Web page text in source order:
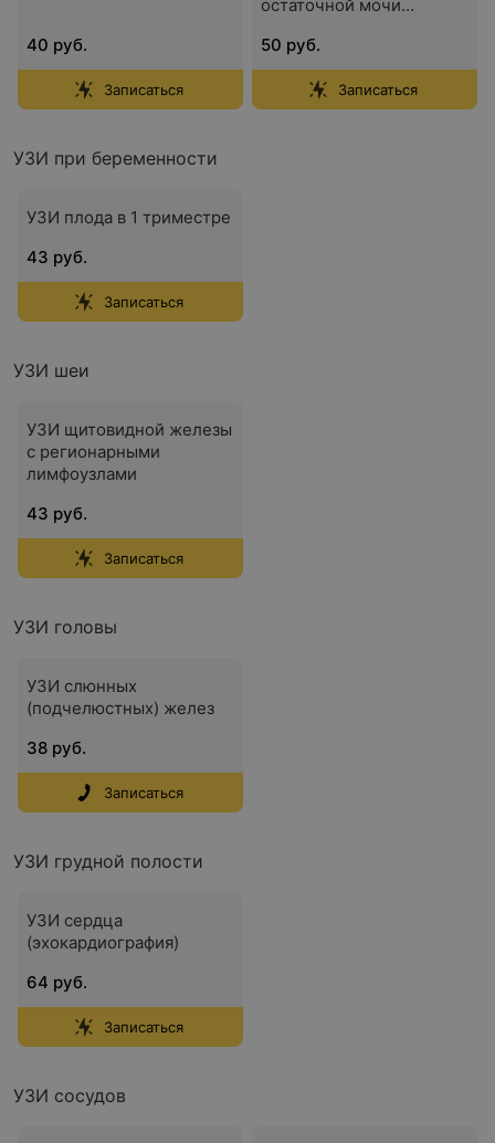
40 руб.
Записаться
остаточной мочи
50 руб.
Записаться
УЗИ при беременности
УЗИ плода в 1 триместре
43 руб.
Записаться
УЗИ шеи
УЗИ щитовидной железы
с регионарными
лимфоузлами
43 руб.
Записаться
УЗИ головы
УЗИ слюнных
(подчелюстных) желез
38 руб.
Записаться
УЗИ грудной полости
УЗИ сердца
(эхокардиография)
64 руб.
Записаться
УЗИ сосудов